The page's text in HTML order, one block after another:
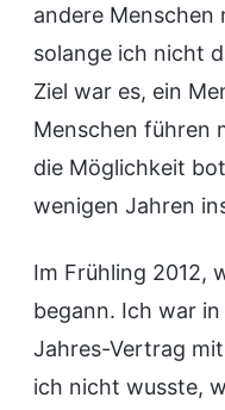
andere
solange ich nicht
Ziel war es, ein
Menschen führen
die Möglichkeit
wenigen Jahren
Im Frühling 2012,
begann. Ich war
Jahres-Vertrag
ich nicht wusste,